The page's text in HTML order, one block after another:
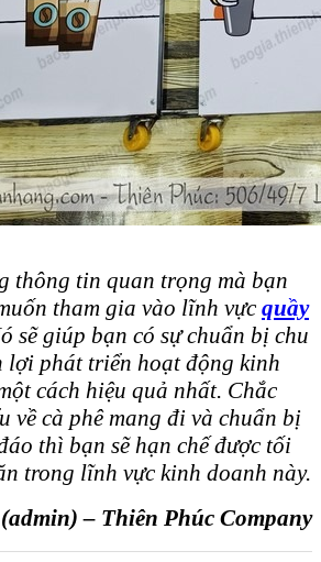
thông tin quan trọng mà bạn
tham gia vào lĩnh vực quầy
sẽ giúp bạn có sự chuẩn bị chu
lợi phát triển hoạt động kinh
cách hiệu quả nhất. Chắc
về cà phê mang đi và chuẩn bị
thì bạn sẽ hạn chế được tối
trong lĩnh vực kinh doanh này.
– Thiên Phúc Company